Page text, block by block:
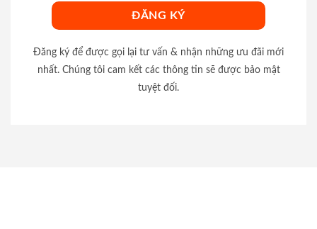
Đăng ký để được gọi lại tư vấn & nhận những ưu đãi mới
nhất. Chúng tôi cam kết các thông tin sẽ được bảo mật
tuyệt đối.